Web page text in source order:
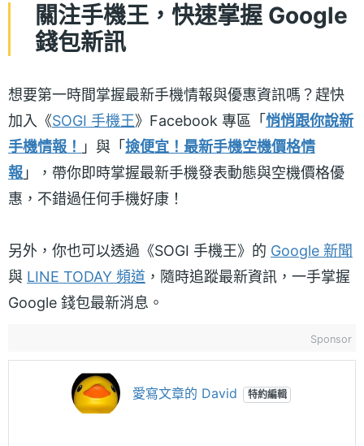
關注手機王，快速掌握 Google
錢包新訊
想要第一時間掌握最新手機情報與優惠資訊嗎？趕快
加入《SOGI 手機王》Facebook 專區「悄悄跟你說新
手機情報！ 」與「撿便宜！最新手機空機價格情
報 」，帶你即時掌握最新手機發表動態與空機價格優
惠，不錯過任何手機好康！
另外，你也可以透過《SOGI 手機王》的 Google 新聞
與 LINE TODAY 頻道 ，隨時追蹤最新資訊，一手掌握
Google 錢包最新消息。
Sponsor
愛寫文章的 David 特約編輯